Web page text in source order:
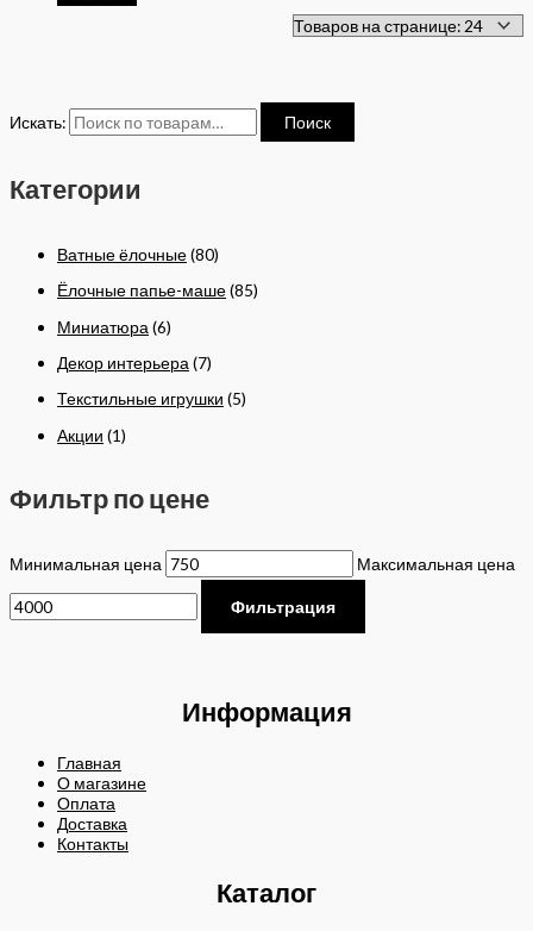
Искать: Поиск
Категории
Ватные ёлочные(80)
Ёлочные папье-маше(85)
Миниатюра (6)
Декор интерьера (7)
Текстильные игрушки (5)
Акции (1)
Фильтр по цене
Минимальная цена Максимальная цена
Фильтрация
Информация
Главная
О магазине
Оплата
Доставка
Контакты
Каталог